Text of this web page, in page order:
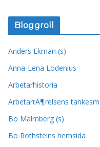
Bloggroll
Anders Ekman (s)
Anna-Lena Lodenius
Arbetarhistoria
ArbetarrÃ¶relsens
Bo Malmberg (s)
Bo Rothsteins hemsida